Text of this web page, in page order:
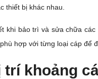
thiết bị khác nhau.
khi bảo trì và sửa chữa
hợp với từng loại cáp để
khoảng